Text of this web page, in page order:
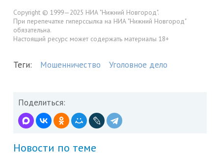
Copyright © 1999—2025 НИА "Нижний Новгород".
При перепечатке гиперссылка на НИА "Нижний Новгород"
обязательна.
Настоящий ресурс может содержать материалы 18+
Теги: Мошенничество Уголовное дело
Поделиться:
Новости по теме